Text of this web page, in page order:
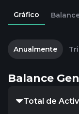
Gráfico
Anualmente
Balance
Total de